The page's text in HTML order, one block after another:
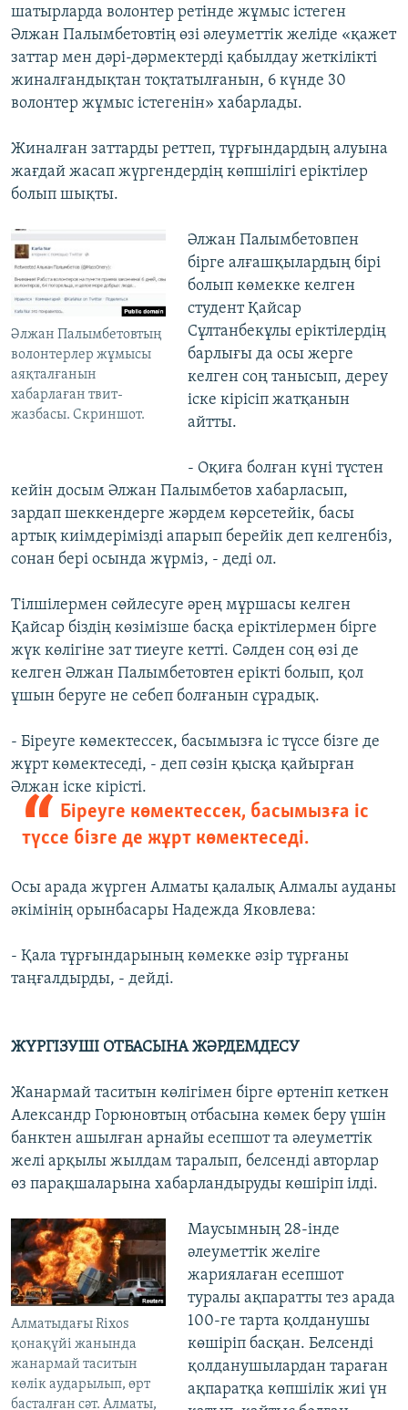
шатырларда волонтер ретінде жұмыс істеген
Әлжан Палымбетовтің өзі әлеуметтік желіде «қажет
заттар мен дәрі-дәрмектерді қабылдау жеткілікті
жиналғандықтан тоқтатылғанын, 6 күнде 30
волонтер жұмыс істегенін» хабарлады.
Жиналған заттарды реттеп, тұрғындардың алуына
жағдай жасап жүргендердің көпшілігі еріктілер
болып шықты.
Әлжан Палымбетовтың
волонтерлер жұмысы
аяқталғанын
хабарлаған твит-
жазбасы. Скриншот.
Әлжан Палымбетовпен
бірге алғашқылардың бірі
болып көмекке келген
студент Қайсар
Сұлтанбекұлы еріктілердің
барлығы да осы жерге
келген соң танысып, дереу
іске кірісіп жатқанын
айтты.
- Оқиға болған күні түстен
кейін досым Әлжан Палымбетов хабарласып,
зардап шеккендерге жәрдем көрсетейік, басы
артық киімдерімізді апарып берейік деп келгенбіз,
сонан бері осында жүрміз, - деді ол.
Тілшілермен сөйлесуге әрең мұршасы келген
Қайсар біздің көзімізше басқа еріктілермен бірге
жүк көлігіне зат тиеуге кетті. Сәлден соң өзі де
келген Әлжан Палымбетовтен ерікті болып, қол
ұшын беруге не себеп болғанын сұрадық.
- Біреуге көмектессек, басымызға іс түссе бізге де
жұрт көмектеседі, - деп сөзін қысқа қайырған
Әлжан іске кірісті.
Біреуге көмектессек, басымызға іс
түссе бізге де жұрт көмектеседі.
Осы арада жүрген Алматы қалалық Алмалы ауданы
әкімінің орынбасары Надежда Яковлева:
- Қала тұрғындарының көмекке әзір тұрғаны
таңғалдырды, - дейді.
ЖҮРГІЗУШІ ОТБАСЫНА ЖӘРДЕМДЕСУ
Жанармай таситын көлігімен бірге өртеніп кеткен
Александр Горюновтың отбасына көмек беру үшін
банктен ашылған арнайы есепшот та әлеуметтік
желі арқылы жылдам таралып, белсенді авторлар
өз парақшаларына хабарландыруды көшіріп ілді.
Алматыдағы Rixos
қонақүйі жанында
жанармай таситын
көлік аударылып, өрт
басталған сәт. Алматы,
​Маусымның 28-інде
әлеуметтік желіге
жариялаған есепшот
туралы ақпаратты тез арада
100-ге тарта қолданушы
көшіріп басқан. Белсенді
қолданушылардан тараған
ақпаратқа көпшілік жиі үн